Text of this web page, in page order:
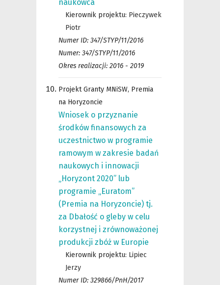
naukowca
Kierownik projektu: Pieczywek
Piotr
Numer ID: 347/STYP/11/2016
Numer: 347/STYP/11/2016
Okres realizacji: 2016 - 2019
Projekt Granty MNiSW, Premia
na Horyzoncie
Wniosek o przyznanie
środków finansowych za
uczestnictwo w programie
ramowym w zakresie badań
naukowych i innowacji
„Horyzont 2020” lub
programie „Euratom”
(Premia na Horyzoncie) tj.
za Dbałość o gleby w celu
korzystnej i zrównoważonej
produkcji zbóż w Europie
Kierownik projektu: Lipiec
Jerzy
Numer ID: 329866/PnH/2017